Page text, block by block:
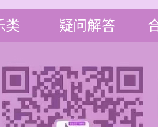
类 疑问解答